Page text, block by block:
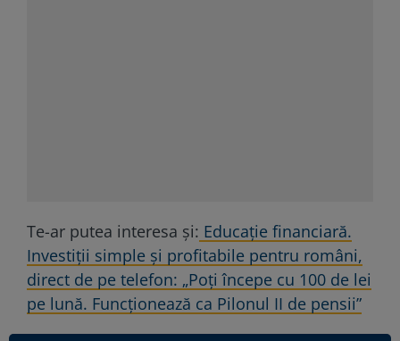
Te-ar putea interesa și: Educaţie financiară.
Investiţii simple şi profitabile pentru români,
direct de pe telefon: „Poţi începe cu 100 de lei
pe lună. Funcţionează ca Pilonul II de pensii”